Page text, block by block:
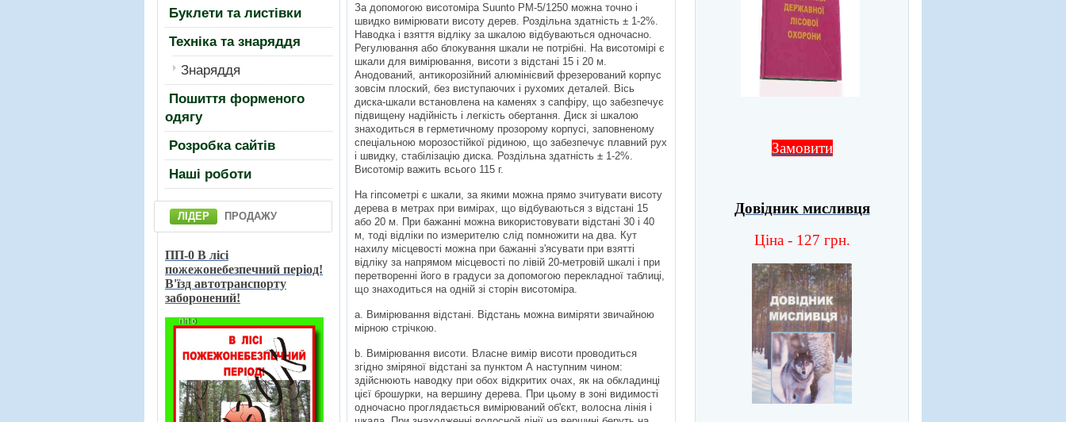
За допомогою висотоміра Suunto PM-5/1250 можна точно і
швидко вимірювати висоту дерев. Роздільна здатність ± 1-2%.
Наводка і взяття відліку за шкалою відбуваються одночасно.
Регулювання або блокування шкали не потрібні. На висотомірі є
шкали для вимірювання, висоти з відстані 15 і 20 м.
Анодований, антикорозійний алюмінієвий фрезерований корпус
зовсім плоский, без виступаючих і рухомих деталей. Вісь
диска-шкали встановлена ​​на каменях з сапфіру, що забезпечує
підвищену надійність і легкість обертання. Диск зі шкалою
знаходиться в герметичному прозорому корпусі, заповненому
спеціальною морозостійкої рідиною, що забезпечує плавний рух
і швидку, стабілізацію диска. Роздільна здатність ± 1-2%.
Висотомір важить всього 115 г.
На гіпсометрі є шкали, за якими можна прямо зчитувати висоту
дерева в метрах при вимірах, що відбуваються з відстані 15
або 20 м. При бажанні можна використовувати відстані 30 і 40
м, тоді відліки по измерителю слід помножити на два. Кут
нахилу місцевості можна при бажанні з'ясувати при взятті
відліку за напрямом місцевості по лівій 20-метровій шкалі і при
перетворенні його в градуси за допомогою перекладної таблиці,
що знаходиться на одній зі сторін висотоміра.
a. Вимірювання відстані. Відстань можна виміряти звичайною
мірною стрічкою.
b. Вимірювання висоти. Власне вимір висоти проводиться
згідно зміряної відстані за пунктом А наступним чином:
здійснюють наводку при обох відкритих очах, як на обкладинці
цієї брошурки, на вершину дерева. При цьому в зоні видимості
одночасно проглядається вимірюваний об'єкт, волосна лінія і
Буклети та листівки
Техніка та знаряддя
Знаряддя
Пошиття форменого
одягу
Розробка сайтів
Нашi роботи
ЛІДЕР ПРОДАЖУ
ПП-0 В лici
пожежонебезпечний перiод!
В'їзд автотранспорту
заборонений!
Замовити
Довідник мисливця
Ціна - 127 грн.